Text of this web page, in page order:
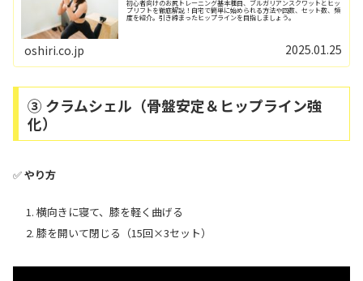
初心者向けのお尻トレーニング基本種目、ブルガリアンスクワットとヒッ
プリフトを徹底解説！自宅で簡単に始められる方法や回数、セット数、頻
度を紹介。引き締まったヒップラインを目指しましょう。
oshiri.co.jp 2025.01.25
③ クラムシェル（骨盤安定＆ヒップライン強
化）
✅やり方
横向きに寝て、膝を軽く曲げる
膝を開いて閉じる（15回×3セット）